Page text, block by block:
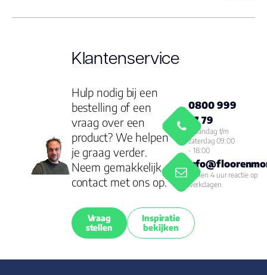
Klantenservice
Hulp nodig bij een
bestelling of een
vraag over een
product? We helpen
je graag verder.
Neem gemakkelijk
contact met ons op.
Vraag
stellen
Inspiratie
bekijken
0800 999
77 79
Maandag t/m
zaterdag 09:00
- 18:00
Binnen 4 uur reactie op
werkdagen